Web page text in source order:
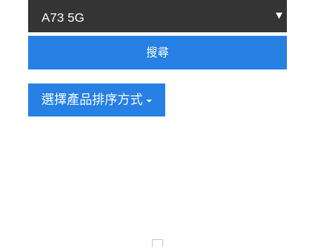
搜尋
選擇產品排序方式